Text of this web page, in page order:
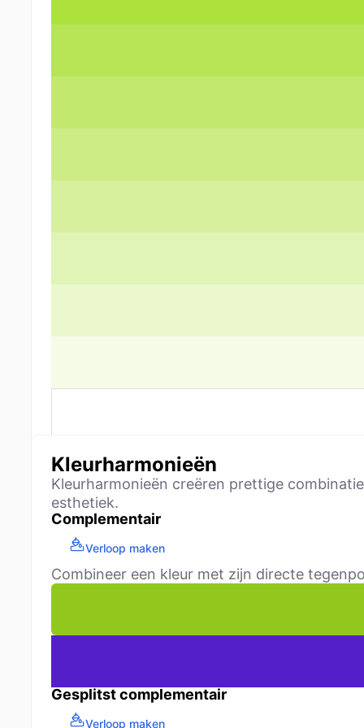
Kleurharmonieën
Kleurharmonieën creëren prettige
esthetiek.
Complementair
Verloop maken
Combineer een kleur met zijn directe
Gesplitst complementair
Verloop maken